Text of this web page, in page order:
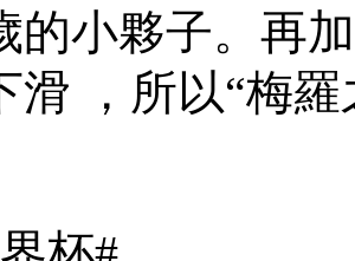
的小夥子。
 ，所以“梅